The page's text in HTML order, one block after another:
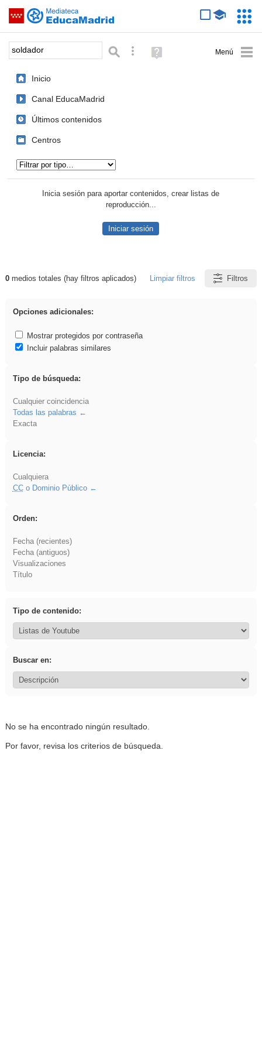
Saltar navegación
Palabra o frase: Búsqueda avanzada
Ayuda
(en
Inicio
Canal EducaMadrid
Últimos contenidos
Centros
Inicia sesión para aportar contenidos, crear listas de
reproducción...
Iniciar sesión
Resultados de: soldador
0medios totales (hay filtros aplicados) Limpiar filtros Filtros
Opciones adicionales:
Mostrar protegidos por contraseña
Incluir palabras similares
Tipo de búsqueda:
Cualquier coincidencia
Todas las palabras
Exacta
Licencia:
Cualquiera
CCo Dominio Público
Orden:
Fecha (recientes)
Fecha (antiguos)
Visualizaciones
Título
Tipo de contenido:
Buscar en:
No se ha encontrado ningún resultado.
Por favor, revisa los criterios de búsqueda.